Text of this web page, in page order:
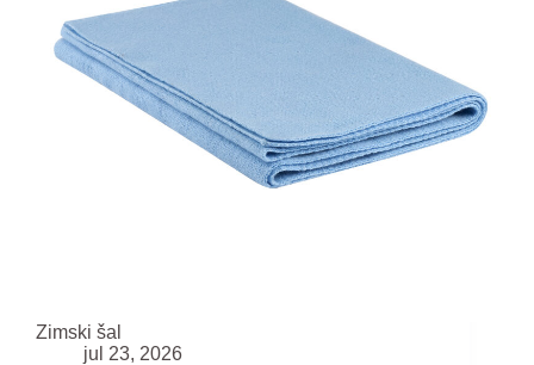
Zimski šal
jul 23, 2026